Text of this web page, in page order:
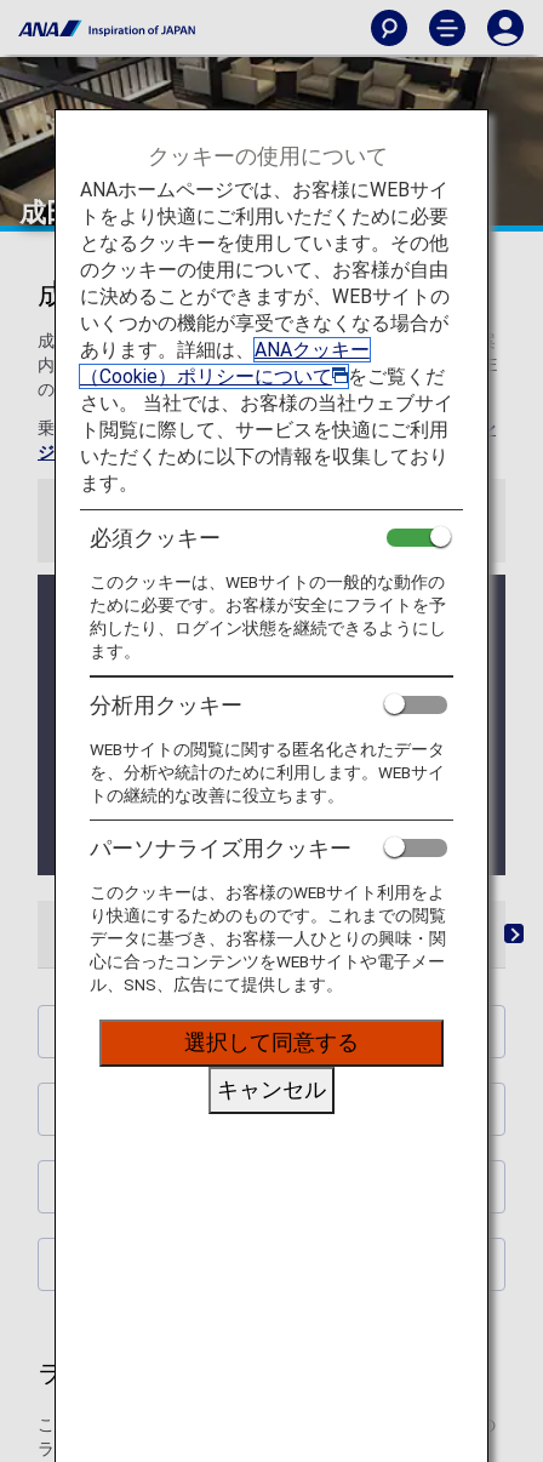
成田
成田国際空港のラウンジ
成田国際空港のANAラウンジをご利用いただくお客様へご案
内いたします。成田のANA SUITE LOUNGE、ANA LOUNGE
の設備やお食事をご紹介します。
乗り継ぎ時のご利用について、詳しくは乗り継ぎ時のラウン
ジサービスについてをご覧ください。
お知らせ
価格改定のお知らせ：2025年9月16日販売分より、
有料ラウンジサービスのご利用料金を変更いたしま
す。改定後の料金につきましては、「
をご確認ください。
成田空港の国際線出発ラウンジ内シャワールームの
予約サービスは、3月5日導入予定でしたが延期して
おります。申し訳ございません。尚、開始時期は未
定です。
ご利用の際は従来通りラウンジ内シャワールーム受
付端末よりお申込み下さい。
ラウンジ 「ANA SUITE LOUNGE」ご利用券
ANA SUITE LOUNGE
ラウンジ
このページでは、ANAグループ運航便国際線をご利用の際の
ラウンジご入室の詳細をご案内します。
クッキーの使用について
ANAホームページでは、お客様にWEBサイ
トをより快適にご利用いただくために必要
となるクッキーを使用しています。その他
のクッキーの使用について、お客様が自由
に決めることができますが、WEBサイトの
いくつかの機能が享受できなくなる場合が
あります。詳細は、 ANAクッキー
（Cookie）ポリシーについて
をご覧くだ
さい。 当社では、お客様の当社ウェブサイ
ト閲覧に際して、サービスを快適にご利用
いただくために以下の情報を収集しており
ます。
必須クッキー
このクッキーは、WEBサイトの一般的な動作の
ために必要です。お客様が安全にフライトを予
約したり、ログイン状態を継続できるようにし
ます。
分析用クッキー
WEBサイトの閲覧に関する匿名化されたデータ
を、分析や統計のために利用します。WEBサイ
トの継続的な改善に役立ちます。
パーソナライズ用クッキー
このクッキーは、お客様のWEBサイト利用をよ
り快適にするためのものです。これまでの閲覧
データに基づき、お客様一人ひとりの興味・関
心に合ったコンテンツをWEBサイトや電子メー
ル、SNS、広告にて提供します。
選択して同意する
キャンセル